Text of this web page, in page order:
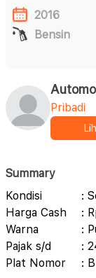
2016
Bensin
Pribadi
Summary
Kondisi
:
Harga Cash
:
Warna
:
Pajak s/d
:
Plat Nomor
: